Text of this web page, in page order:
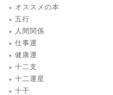
オススメの本
五行
人間関係
仕事運
健康運
十二支
十二運星
十干